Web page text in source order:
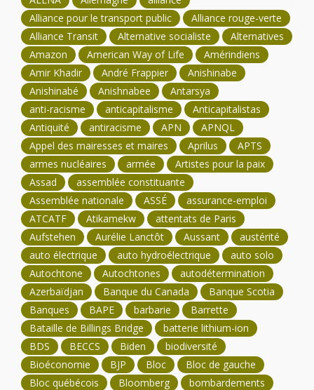
Alliance pour le transport public
Alliance rouge-verte
Alliance Transit
Alternative socialiste
Alternatives
Amazon
American Way of Life
Amérindiens
Amir Khadir
André Frappier
Anishinabe
Anishinabé
Anishnabee
Antarsya
anti-racisme
anticapitalisme
Anticapitalistas
Antiquité
antiracisme APN
APNQL
Appel des mairesses et maires
Aprilus
APTS
armes nucléaires
armée
Artistes pour la paix
Assad
assemblée constituante
Assemblée nationale
ASSÉ
assurance-emploi
ATCATF
Atikamekw
attentats de Paris
Aufstehen
Aurélie Lanctôt Aussant
austérité
auto électrique
auto hydroélectrique
auto solo
Autochtone
Autochtones
autodétermination
Azerbaïdjan
Banque du Canada
Banque Scotia
Banques
BAPE barbarie
Barrette
Bataille de Billings Bridge
batterie lithium-ion
BDS
BECCS Biden
biodiversité
Bioéconomie
BJP Bloc
Bloc de gauche
Bloc québécois
Bloomberg
bombardements